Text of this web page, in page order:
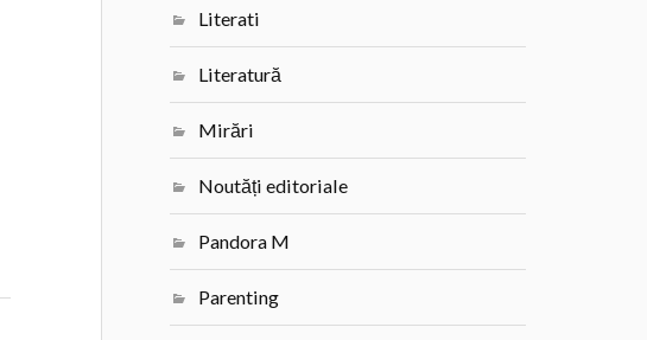
Literati
Literatură
Mirări
Noutăți editoriale
Pandora M
Parenting